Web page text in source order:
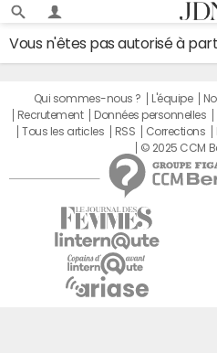
Vous n'êtes pas autorisé à
Qui sommes-nous ? L'équipe
Recrutement
Données personnelles
Tous les articles
RSS Corrections
© 2025 CCM